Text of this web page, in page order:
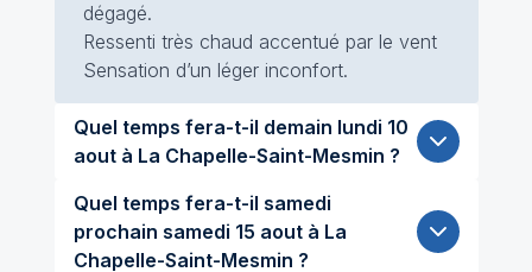
dégagé.
Ressenti très chaud accentué par le vent
Sensation d’un léger inconfort.
Quel temps fera-t-il demain lundi 10
aout à La Chapelle-Saint-Mesmin ?
Quel temps fera-t-il samedi
prochain samedi 15 aout à La
Chapelle-Saint-Mesmin ?